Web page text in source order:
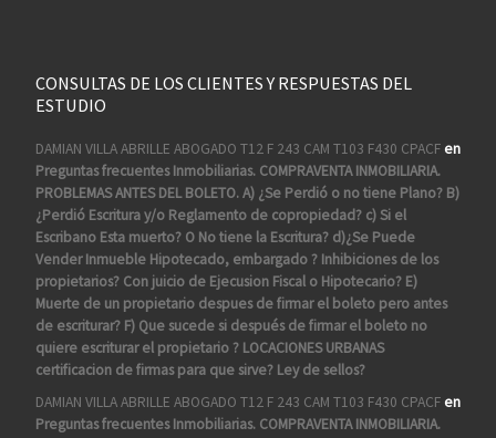
CONSULTAS DE LOS CLIENTES Y RESPUESTAS DEL
ESTUDIO
DAMIAN VILLA ABRILLE ABOGADO T12 F 243 CAM T103 F430 CPACFen
Preguntas frecuentes Inmobiliarias. COMPRAVENTA INMOBILIARIA.
PROBLEMAS ANTES DEL BOLETO. A) ¿Se Perdió o no tiene Plano? B)
¿Perdió Escritura y/o Reglamento de copropiedad? c) Si el
Escribano Esta muerto? O No tiene la Escritura? d)¿Se Puede
Vender Inmueble Hipotecado, embargado ? Inhibiciones de los
propietarios? Con juicio de Ejecusion Fiscal o Hipotecario? E)
Muerte de un propietario despues de firmar el boleto pero antes
de escriturar? F) Que sucede si después de firmar el boleto no
quiere escriturar el propietario ? LOCACIONES URBANAS
certificacion de firmas para que sirve? Ley de sellos?
DAMIAN VILLA ABRILLE ABOGADO T12 F 243 CAM T103 F430 CPACFen
Preguntas frecuentes Inmobiliarias. COMPRAVENTA INMOBILIARIA.